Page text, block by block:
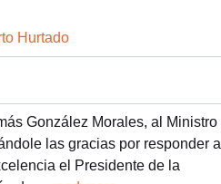
Hurtado
González Morales, al Ministro
las gracias por responder a
el Presidente de la